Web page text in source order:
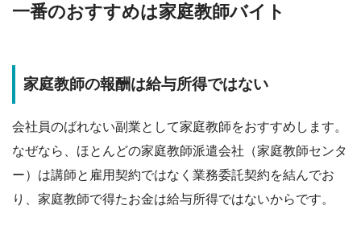
一番のおすすめは家庭教師バイト
家庭教師の報酬は給与所得ではない
会社員のばれない副業として家庭教師をおすすめします。
なぜなら、ほとんどの家庭教師派遣会社（家庭教師センタ
ー）は講師と 雇用契約ではなく業務委託契約を結んでお
り、家庭教師で得たお金は給与所得ではないからです。